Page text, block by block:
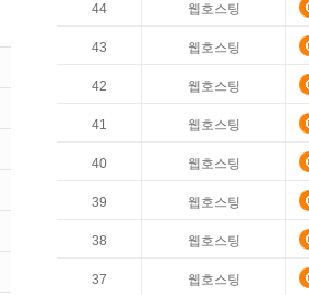
44 웹호스팅
43 웹호스팅
42 웹호스팅
41 웹호스팅
40 웹호스팅
39 웹호스팅
38 웹호스팅
37 웹호스팅